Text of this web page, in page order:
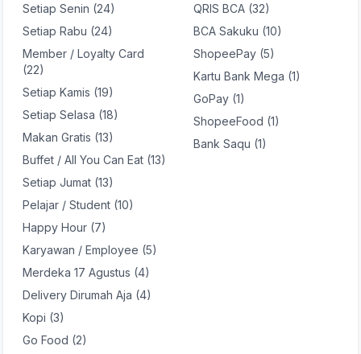
Setiap Senin (24)
Setiap Rabu (24)
Member / Loyalty Card
(22)
Setiap Kamis (19)
Setiap Selasa (18)
Makan Gratis (13)
Buffet / All You Can Eat (13)
Setiap Jumat (13)
Pelajar / Student (10)
Happy Hour (7)
Karyawan / Employee (5)
Merdeka 17 Agustus (4)
Delivery Dirumah Aja (4)
Kopi (3)
Go Food (2)
QRIS BCA (32)
BCA Sakuku (10)
ShopeePay (5)
Kartu Bank Mega (1)
GoPay (1)
ShopeeFood (1)
Bank Saqu (1)